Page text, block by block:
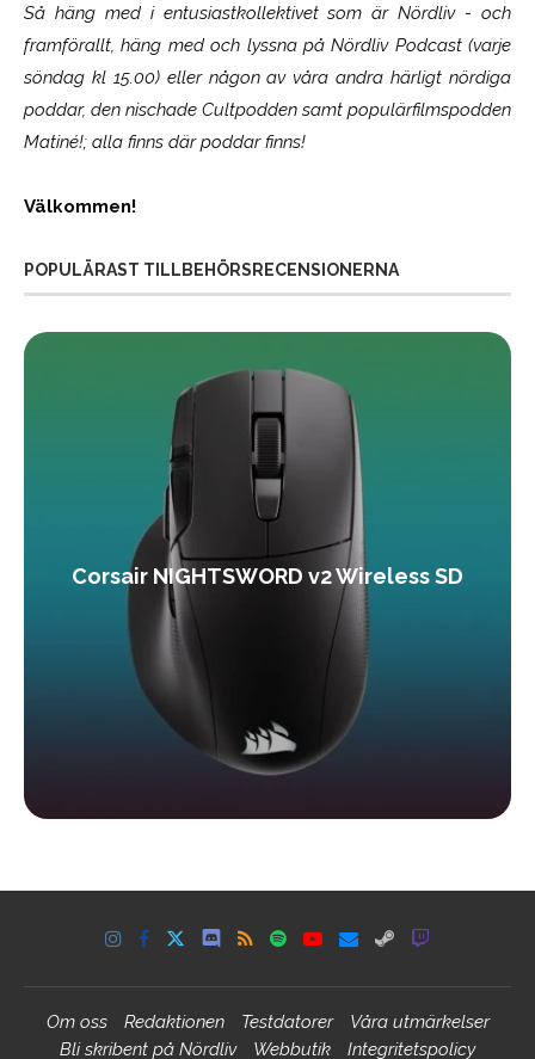
Så häng med i entusiastkollektivet som ärNördliv- och
framförallt, häng med och lyssna på Nördliv Podcast (varje
söndag kl 15.00) eller någon av våra andra härligt nördiga
poddar, den nischade Cultpodden samt populärfilmspodden
Matiné!; alla finns där poddar finns!
Välkommen!
POPULÄRAST TILLBEHÖRSRECENSIONERNA
Corsair NIGHTSWORD v2 Wireless SD
Om oss Redaktionen Testdatorer
Våra utmärkelser
Bli skribent på Nördliv
Webbutik Integritetspolicy